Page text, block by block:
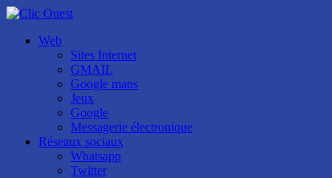
Web
Sites Internet
GMAIL
Google maps
Jeux
Google
Messagerie électronique
Réseaux sociaux
Whatsapp
Twitter